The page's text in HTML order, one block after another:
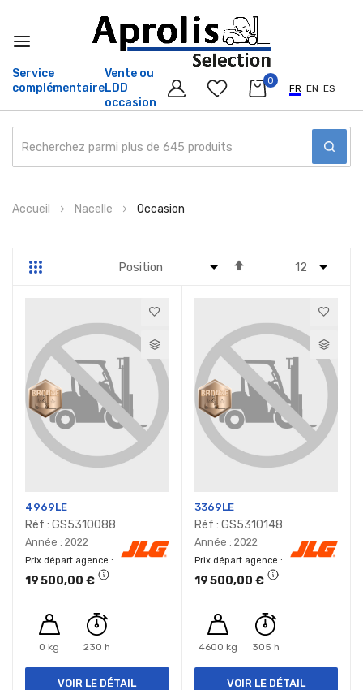
Service
complémentaire
Vente ou
LDD
occasion
0
FR EN ES
au
Accueil Nacelle Occasion
Grille
4969LE
Réf : GS5310088
Année : 2022
Prix départ agence
19 500,00 €
0 kg 230 h
VOIR LE DÉTAIL
3369LE
Réf : GS5310148
Année : 2022
Prix départ agence
19 500,00 €
4600 kg 305 h
VOIR LE DÉTAIL